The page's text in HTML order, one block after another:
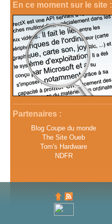
En ce moment sur le site :
Partenaires :
Blog Coupe du monde
The Site Oueb
Tom's Hardware
NDFR